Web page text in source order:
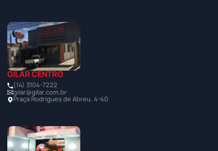
GILAR CENTRO
(14) 3104-7222
gilar@gilar.com.br
Praça Rodrigues de Abreu, 4-40